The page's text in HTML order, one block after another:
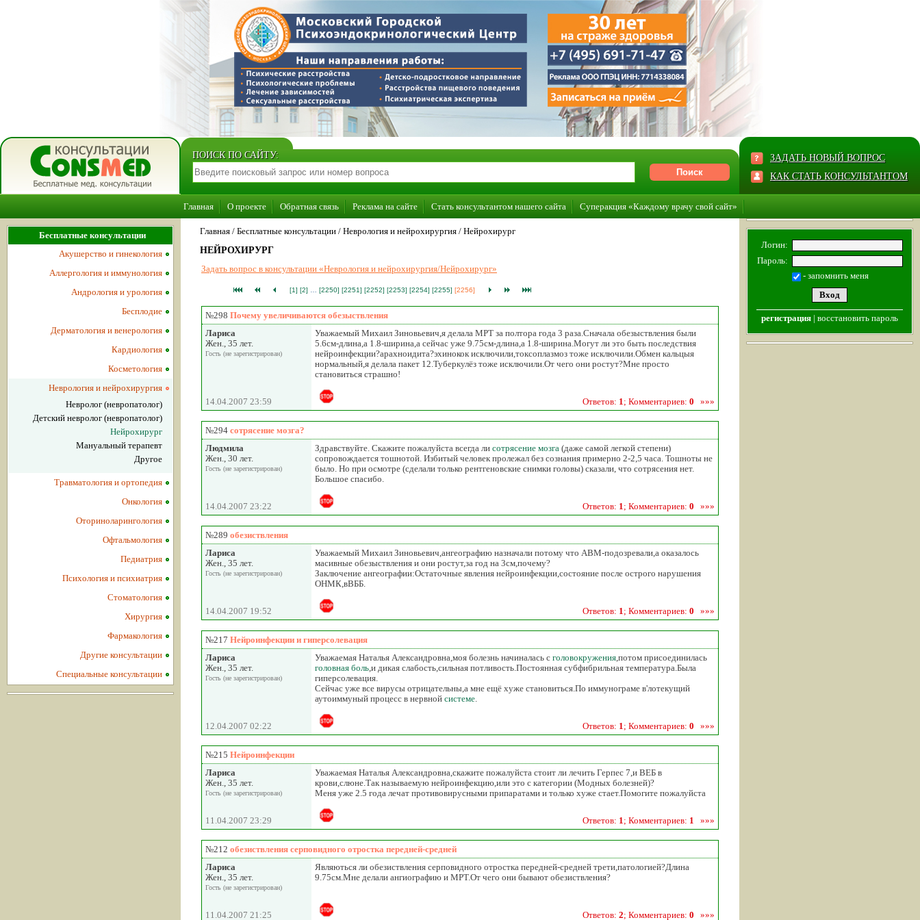
ПОИСК ПО САЙТУ:
ЗАДАТЬ НОВЫЙ ВОПРОС
КАК СТАТЬ КОНСУЛЬТАНТОМ
Главная О проекте Обратная связь Реклама на сайте Стать консультантом нашего сайта Суперакция «Каждому врачу свой сайт»
Главная / Бесплатные консультации / Неврология и нейрохирургия / Нейрохирург
НЕЙРОХИРУРГ
Задать вопрос в консультации «Неврология и нейрохирургия/Нейрохирург»
[1] [2] [2250] [2251] [2252] [2253] [2254] [2255] [2256]
№298 Почему увеличиваются обезыствления
Лариса
Жен., 35 лет.
Гость (не зарегистрирован)
Уважаемый Михаил Зиновьевич,я делала МРТ за полтора года 3 раза.Сначала обезыствления были
5.6см-длина,а 1.8-ширина,а сейчас уже 9.75см-длина,а 1.8-ширина.Могут ли это быть последствия
нейроинфекции?арахноидита?эхинокок исключили,токсоплазмоз тоже исключили.Обмен кальцыя
нормальный,я делала пакет 12.Туберкулёз тоже исключили.От чего они ростут?Мне просто
становиться страшно!
14.04.2007 23:59 Ответов: 1; Комментариев: 0 »»»
№294 сотрясение мозга?
Людмила
Жен., 30 лет.
Гость (не зарегистрирован)
Здравствуйте. Скажите пожалуйста всегда ли сотрясение мозга (даже самой легкой степени)
сопровождается тошнотой. Избитый человек пролежал без сознания примерно 2-2,5 часа. Тошноты не
было. Но при осмотре (сделали только рентгеновские снимки головы) сказали, что сотрясения нет.
Большое спасибо.
14.04.2007 23:22 Ответов: 1; Комментариев: 0 »»»
№289 обезиствления
Лариса
Жен., 35 лет.
Гость (не зарегистрирован)
Уважаемый Михаил Зиновьевич,ангеографию назначали потому что АВМ-подозревали,а оказалось
масивные обезыствления и они ростут,за год на 3см,почему?
Заключение ангеографии:Остаточные явления нейроинфекции,состояние после острого нарушения
ОНМК,вВББ.
14.04.2007 19:52 Ответов: 1; Комментариев: 0 »»»
№217 Нейроинфекции и гиперсолевация
Лариса
Жен., 35 лет.
Гость (не зарегистрирован)
Уважаемая Наталья Александровна,моя болезнь начиналась с головокружения,потом присоединилась
головная боль,и дикая слабость,сильная потливость.Постоянная субфибрильная температура.Была
гиперсолевация.
Сейчас уже все вирусы отрицательны,а мне ещё хуже становиться.По иммунограме в'лотекущий
аутоиммуный процесс в нервной системе.
12.04.2007 02:22 Ответов: 1; Комментариев: 0 »»»
№215 Нейроинфекции
Лариса
Жен., 35 лет.
Гость (не зарегистрирован)
Уважаемая Наталья Александровна,скажите пожалуйста стоит ли лечить Герпес 7,и ВЕБ в
крови,слюне.Так называемую нейроинфекцию,или это с категории (Модных болезней)?
Меня уже 2.5 года лечат противовирусными припаратами и только хуже стает.Помогите пожалуйста
11.04.2007 23:29 Ответов: 1; Комментариев: 1 »»»
№212 обезиствления серповидного отростка передней-средней
Лариса
Жен., 35 лет.
Гость (не зарегистрирован)
Являються ли обезиствления серповидного отростка передней-средней трети,патологией?Длина
9.75см.Мне делали ангиографию и МРТ.От чего они бывают обезиствления?
11.04.2007 21:25 Ответов: 2; Комментариев: 0 »»»
Бесплатные консультации
Акушерство и гинекология
Аллергология и иммунология
Андрология и урология
Бесплодие
Дерматология и венерология
Кардиология
Косметология
Неврология и нейрохирургия
Невролог (невропатолог)
Детский невролог (невропатолог)
Нейрохирург
Мануальный терапевт
Другое
Травматология и ортопедия
Онкология
Оториноларингология
Офтальмология
Педиатрия
Психология и психиатрия
Стоматология
Хирургия
Фармакология
Другие консультации
Специальные консультации
Логин:
Пароль:
- запомнить меня
регистрация | восстановить пароль